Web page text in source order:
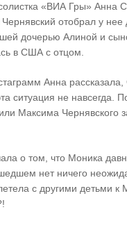
«ВИА Гры» Анна
отобрал у нее
дочерью Алиной и
в США с отцом.
Анна рассказала,
ситуация не навсегда.
Максима Чернявского
о том, что Моника
нет ничего
с другими детьми